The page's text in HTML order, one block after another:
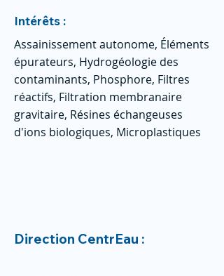
Intérêts :
Assainissement autonome, Éléments
épurateurs, Hydrogéologie des
contaminants, Phosphore, Filtres
réactifs, Filtration membranaire
gravitaire, Résines échangeuses
d'ions biologiques, Microplastiques
Direction CentrEau :